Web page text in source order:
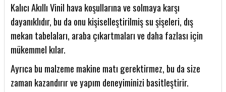
Kalıcı Akıllı Vinil hava koşullarına ve solmaya karşı
dayanıklıdır, bu da onu kişiselleştirilmiş su şişeleri, dış
mekan tabelaları, araba çıkartmaları ve daha fazlası için
mükemmel kılar.
Ayrıca bu malzeme makine matı gerektirmez, bu da size
zaman kazandırır ve yapım deneyiminizi basitleştirir.